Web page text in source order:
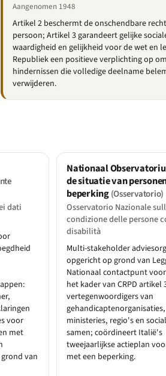
Aangenomen 1948
Artikel 2 beschermt de onschendbare
persoon; Artikel 3 garandeert gelijke
waardigheid en gelijkheid voor de wet en
Republiek een positieve verplichting op om
hindernissen die volledige deelname
verwijderen.
dati
voor
met
van
Nationaal
de situatie van
beperking(Osservatorio)
Osservatorio Nazionale
condizione delle persone
disabilità
Multi-stakeholder
opgericht op grond van
Nationaal contactpunt
het kader van CRPD artikel
vertegenwoordigers van
gehandicaptenorganisaties,
ministeries, regio's en
samen; coördineert Italië's
tweejaarlijkse actieplan
met een beperking.